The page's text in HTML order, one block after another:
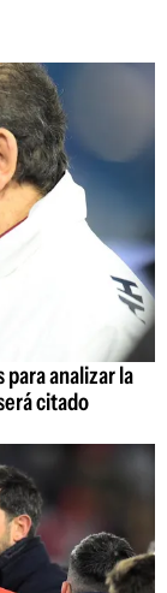
para analizar la
citado